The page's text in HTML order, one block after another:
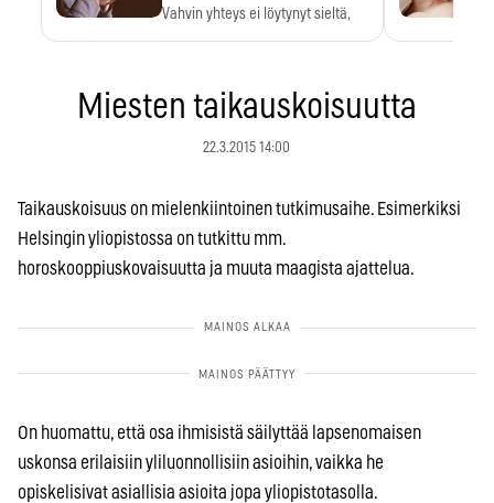
Vahvin yhteys ei löytynyt sieltä,
Miesten taikauskoisuutta
22.3.2015 14:00
Taikauskoisuus on mielenkiintoinen tutkimusaihe. Esimerkiksi
Helsingin yliopistossa on tutkittu mm.
horoskooppiuskovaisuutta ja muuta maagista ajattelua.
On huomattu, että osa ihmisistä säilyttää lapsenomaisen
uskonsa erilaisiin yliluonnollisiin asioihin, vaikka he
opiskelisivat asiallisia asioita jopa yliopistotasolla.